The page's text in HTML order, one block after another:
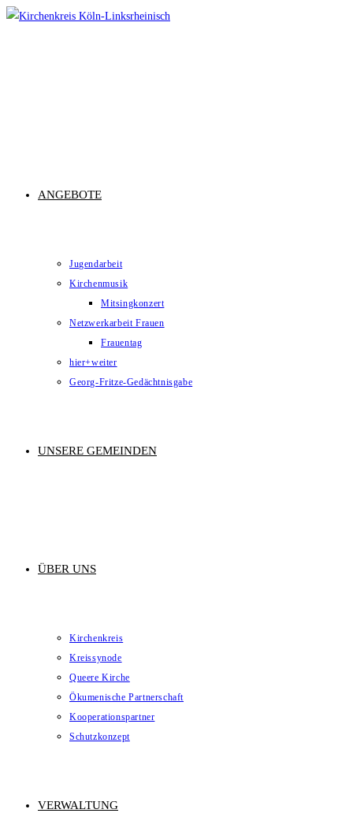
Zum
ANGEBOTE
Jugendarbeit
Kirchenmusik
Mitsingkonzert
Netzwerkarbeit Frauen
Frauentag
hier+weiter
Georg-Fritze-Gedächtnisgabe
UNSERE GEMEINDEN
ÜBER UNS
Kirchenkreis
Kreissynode
Queere Kirche
Ökumenische Partnerschaft
Kooperationspartner
Schutzkonzept
VERWALTUNG